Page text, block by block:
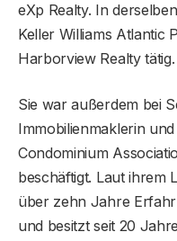
eXp Realty. In
Keller Williams Atlantic
Harborview Realty tätig.
Sie war außerdem bei
Immobilienmaklerin
Condominium
beschäftigt. Laut ihrem
über zehn Jahre
und besitzt seit 20